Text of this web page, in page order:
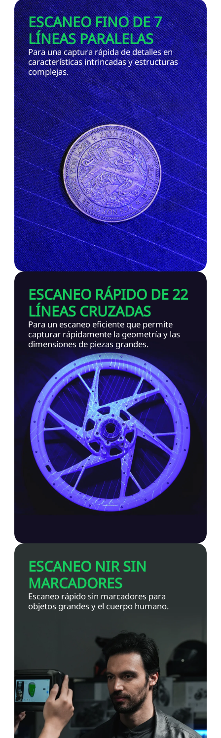
ESCANEO FINO DE 7
LÍNEAS PARALELAS
Para una captura rápida de detalles en
características intrincadas y estructuras
complejas.
ESCANEO RÁPIDO DE 22
LÍNEAS CRUZADAS
Para un escaneo eficiente que permite
capturar rápidamente la geometría y las
dimensiones de piezas grandes.
ESCANEO NIR SIN
MARCADORES
Escaneo rápido sin marcadores para
objetos grandes y el cuerpo humano.